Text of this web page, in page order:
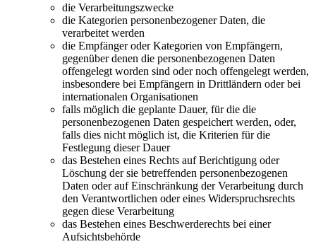
die Verarbeitungszwecke
die Kategorien personenbezogener Daten, die
verarbeitet werden
die Empfänger oder Kategorien von Empfängern,
gegenüber denen die personenbezogenen Daten
offengelegt worden sind oder noch offengelegt werden,
insbesondere bei Empfängern in Drittländern oder bei
internationalen Organisationen
falls möglich die geplante Dauer, für die die
personenbezogenen Daten gespeichert werden, oder,
falls dies nicht möglich ist, die Kriterien für die
Festlegung dieser Dauer
das Bestehen eines Rechts auf Berichtigung oder
Löschung der sie betreffenden personenbezogenen
Daten oder auf Einschränkung der Verarbeitung durch
den Verantwortlichen oder eines Widerspruchsrechts
gegen diese Verarbeitung
das Bestehen eines Beschwerderechts bei einer
Aufsichtsbehörde